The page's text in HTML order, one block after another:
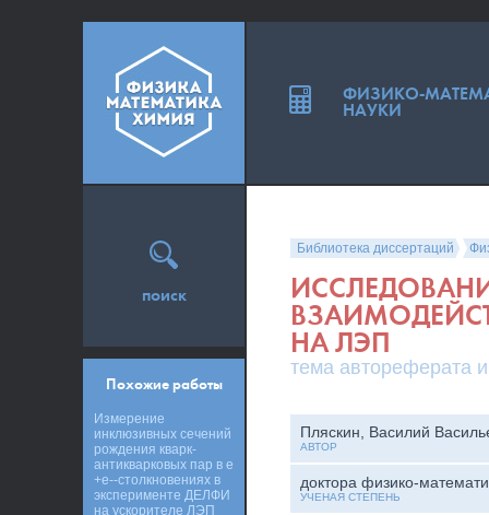
Библиотека диссертаций
НА ЛЭП
тема автореферата
Пляскин, Василий
АВТОР
доктора физико-
УЧЕНАЯ СТЕПЕНЬ
поиск
Похожие работы
Измерение
инклюзивных сечений
рождения кварк-
антикварковых пар в e
+e--столкновениях в
эксперименте ДЕЛФИ
на ускорителе ЛЭП
ФИЗИКО-
НАУКИ